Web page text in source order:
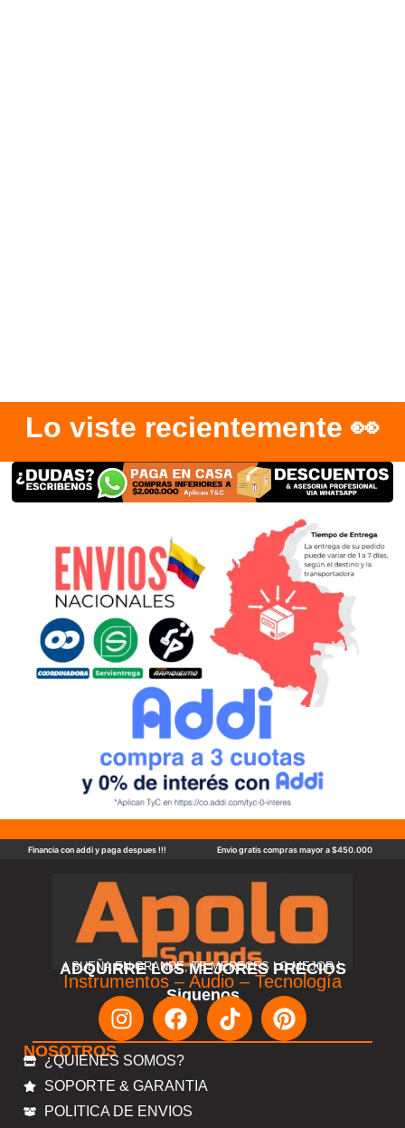
Lo viste recientemente 👀
Financia con addi y paga despues !!! Envio gratis compras mayor a $450.000
ADQUIRRE LOS MEJORES PRECIOS
! SUEÑA EN GRANDE, TE MERECES LO MEJOR !
Instrumentos – Audio – Tecnología
Siguenos
NOSOTROS
¿QUIENES SOMOS?
SOPORTE & GARANTIA
POLITICA DE ENVIOS